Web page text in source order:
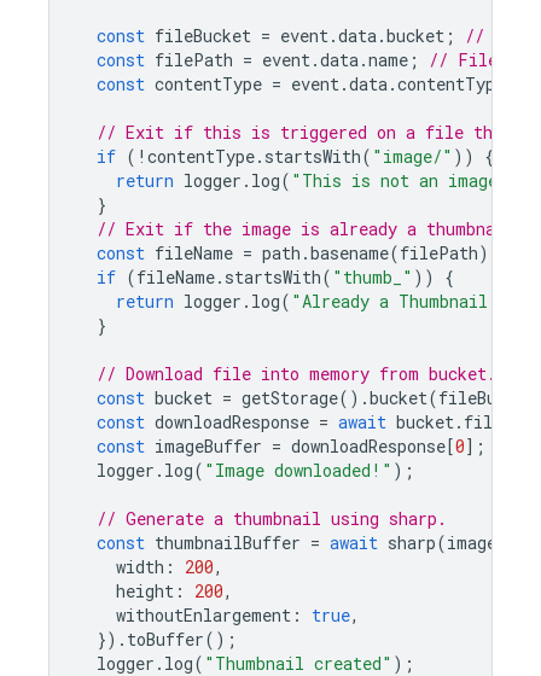
const fileBucket = event.data.bucket ;
//
const filePath = event.data.name ;
// File
const contentType = event.data.contentType
// Exit if this is triggered on a file that is
if ( ! contentType. startsWith( "image/" ))
{
return logger . log( "This is not an image."
}
// Exit if the image is already a thumbnail.
const fileName = path .basename(filePath);
if (fileName. startsWith( "thumb_" ))
{
return logger . log( "Already a Thumbnail."
}
// Download file into memory from bucket.
const bucket = getStorage().bucket(fileBucket
const downloadResponse = await bucket. file
const imageBuffer = downloadResponse[0];
logger . log( "Image downloaded!" );
// Generate a thumbnail using sharp.
const thumbnailBuffer = await sharp(
width : 200,
height : 200,
withoutEnlargement : true,
}). toBuffer();
logger . log( "Thumbnail created" );